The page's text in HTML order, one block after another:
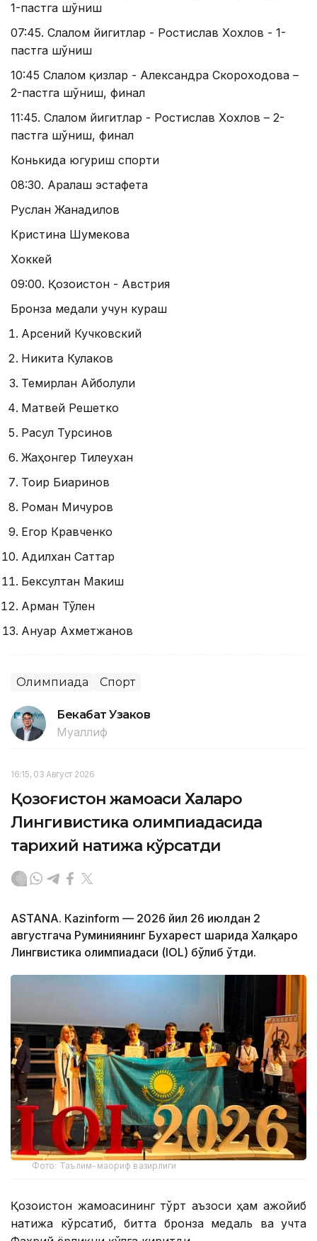
1-пастга шўнғиш
07:45. Слалом йигитлар - Ростислав Хохлов - 1-
пастга шўнғиш
10:45 Слалом қизлар - Александра Скороходова –
2-пастга шўнғиш, финал
11:45. Слалом йигитлар - Ростислав Хохлов – 2-
пастга шўнғиш, финал
Конькида югуриш спорти
08:30. Аралаш эстафета
Руслан Жанадилов
Кристина Шумекова
Хоккей
09:00. Қозоғистон - Австрия
Бронза медали учун кураш
Арсений Кучковский
Никита Кулаков
Темирлан Айболули
Матвей Решетко
Расул Турсинов
Жаҳонгер Тилеухан
Тоир Биғаринов
Роман Мичуров
Егор Кравченко
Адилхан Саттар
Бексултан Макиш
Арман Тўлен
Ануар Ахметжанов
Олимпиада Спорт
Бекабат Узаков
Муаллиф
16:15, 03 Август 2026
Қозоғистон жамоаси Халқаро
Лингивистика олимпиадасида
тарихий натижа кўрсатди
ASTANА. Кazinform — 2026 йил 26 июлдан 2
августгача Руминиянинг Бухарест шаҳрида Халқаро
Лингвистика олимпиадаси (IOL) бўлиб ўтди.
Фото: Таълим-маориф вазирлиги
Қозоғистон жамоасининг тўрт аъзоси ҳам ажойиб
натижа кўрсатиб, битта бронза медаль ва учта